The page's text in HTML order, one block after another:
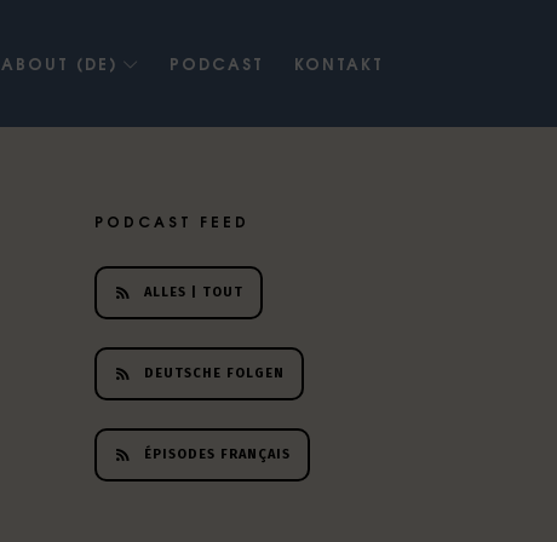
ABOUT (DE) PODCAST KONTAKT
PODCAST FEED
ALLES | TOUT
DEUTSCHE FOLGEN
ÉPISODES FRANÇAIS